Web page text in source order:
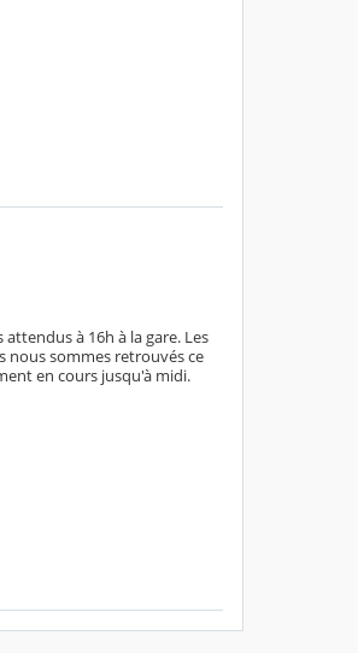
à 16h à la gare. Les
nous sommes retrouvés ce
en cours jusqu'à midi.